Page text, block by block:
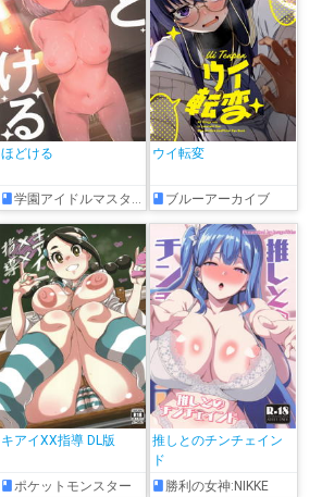
ほどける
学園アイドルマスター
ウイ転変
ブルーアーカイブ
キアイXX指導 DL版
ポケットモンスター
推しとのチンチェイン
ド
勝利の女神:NIKKE